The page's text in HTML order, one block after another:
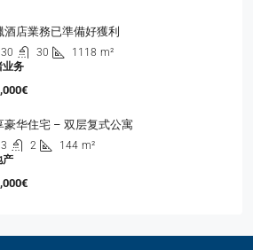
酒店業務已準備好獲利
30 30 1118 m²
业务
豪华住宅 – 双层复式公寓
3 2 144 m²
产